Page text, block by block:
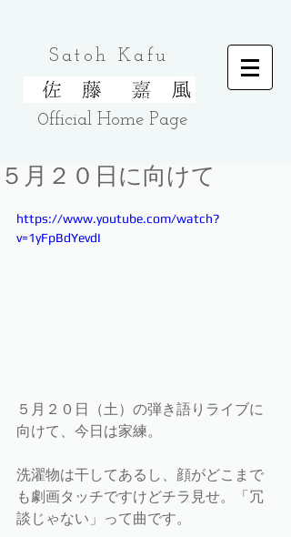
Satoh Kafu
0fficial HomePage
５月２０日に向けて
https://www.youtube.com/watch?
v=1yFpBdYevdI
５月２０日（土）の弾き語りライブに
向けて、今日は家練。
洗濯物は干してあるし、顔がどこまで
も劇画タッチですけどチラ見せ。「冗
談じゃない」って曲です。